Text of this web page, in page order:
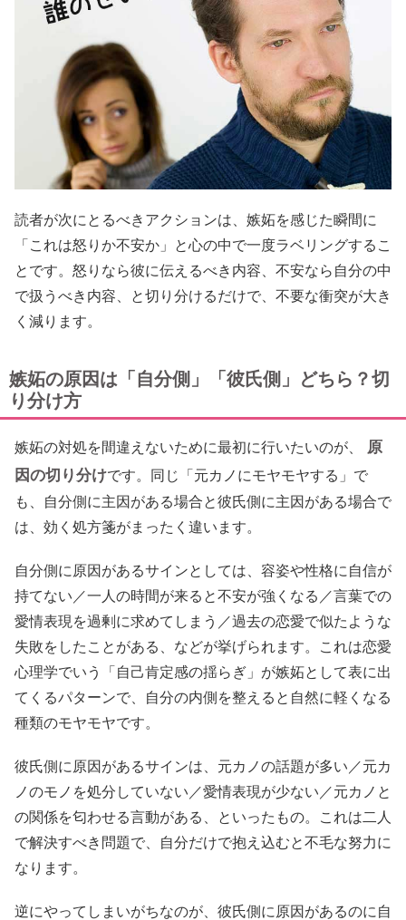
読者が次にとるべきアクションは、嫉妬を感じた瞬間に
「これは怒りか不安か」と心の中で一度ラベリングするこ
とです。怒りなら彼に伝えるべき内容、不安なら自分の中
で扱うべき内容、と切り分けるだけで、不要な衝突が大き
く減ります。
嫉妬の原因は「自分側」「彼氏側」どちら？切
り分け方
嫉妬の対処を間違えないために最初に行いたいのが、
原
因の切り分けです。同じ「元カノにモヤモヤする」で
も、自分側に主因がある場合と彼氏側に主因がある場合で
は、効く処方箋がまったく違います。
自分側に原因があるサインとしては、容姿や性格に自信が
持てない／一人の時間が来ると不安が強くなる／言葉での
愛情表現を過剰に求めてしまう／過去の恋愛で似たような
失敗をしたことがある、などが挙げられます。これは恋愛
心理学でいう「自己肯定感の揺らぎ」が嫉妬として表に出
てくるパターンで、自分の内側を整えると自然に軽くなる
種類のモヤモヤです。
彼氏側に原因があるサインは、元カノの話題が多い／元カ
ノのモノを処分していない／愛情表現が少ない／元カノと
の関係を匂わせる言動がある、といったもの。これは二人
で解決すべき問題で、自分だけで抱え込むと不毛な努力に
なります。
逆にやってしまいがちなのが、彼氏側に原因があるのに自